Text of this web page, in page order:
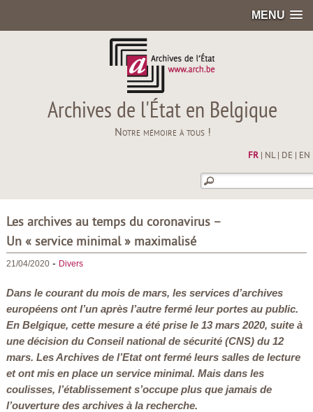
MENU
Archives de l'État en Belgique
Notre mémoire à tous !
FR| NL| DE EN
Les archives au temps du coronavirus –
Un « service minimal » maximalisé
21/04/2020- Divers
Dans le courant du mois de mars, les services d’archives
européens ont l’un après l’autre fermé leur portes au public.
En Belgique, cette mesure a été prise le 13 mars 2020, suite à
une décision du Conseil national de sécurité (CNS) du 12
mars. Les Archives de l’Etat ont fermé leurs salles de lecture
et ont mis en place un service minimal. Mais dans les
coulisses, l’établissement s’occupe plus que jamais de
l’ouverture des archives à la recherche.